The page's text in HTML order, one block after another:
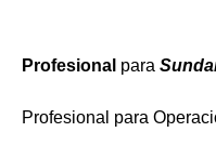
Profesional para
Profesional para